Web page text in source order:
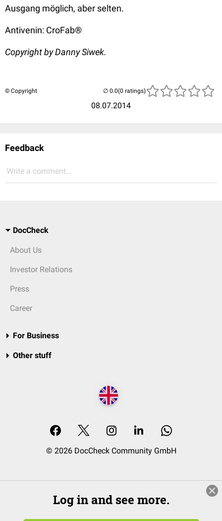
Ausgang möglich, aber selten.
Antivenin: CroFab®
Copyright by Danny Siwek.
© Copyright
08.07.2014
(0 ratings)
Feedback
Write a comment...
DocCheck
About Us
Investor Relations
Press
Career
For Business
Other stuff
© 2026 DocCheck Community GmbH
Log in and see more.